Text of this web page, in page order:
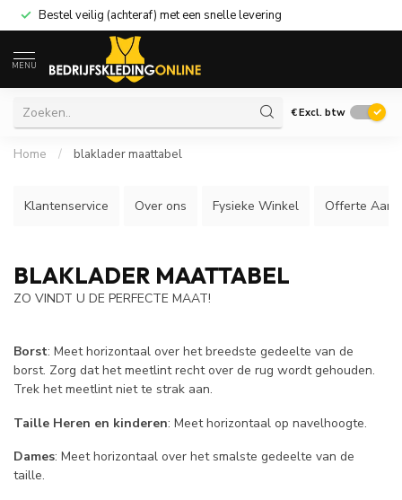
Bestel veilig (achteraf) met een snelle levering
MENU
€Excl. btw
Home / blaklader maattabel
Klantenservice Over ons Fysieke Winkel Offerte
BLAKLADER MAATTABEL
ZO VINDT U DE PERFECTE MAAT!
Borst: Meet horizontaal over het breedste gedeelte van de
borst. Zorg dat het meetlint recht over de rug wordt gehouden.
Trek het meetlint niet te strak aan.
Taille Heren en kinderen: Meet horizontaal op navelhoogte.
Dames: Meet horizontaal over het smalste gedeelte van de
taille.